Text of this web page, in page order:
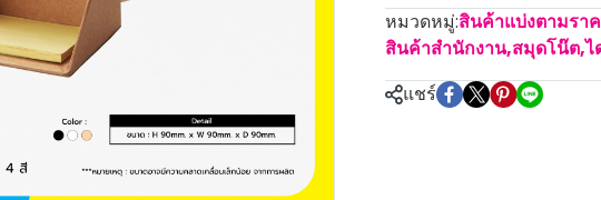
หมวดหมู่:สินค้าแบ่งตามรา
สินค้าสำนักงาน,สมุดโน๊ต,ไ
แชร์